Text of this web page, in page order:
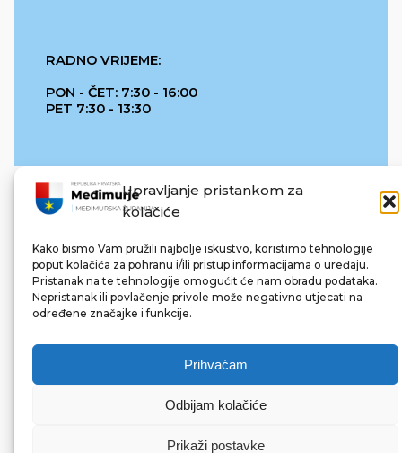
Upravljanje pristankom za
kolačiće
Kako bismo Vam pružili najbolje iskustvo, koristimo tehnologije
poput kolačića za pohranu i/ili pristup informacijama o uređaju.
Pristanak na te tehnologije omogućit će nam obradu podataka.
Nepristanak ili povlačenje privole može negativno utjecati na
određene značajke i funkcije.
Prihvaćam
Odbijam kolačiće
Prikaži postavke
RADNO VRIJEME:
PON - ČET: 7:30 - 16:00
PET 7:30 - 13:30
REPUBLIKA HRVATSKA
© 2022 Međimurska županija. Sva prava pridržana.